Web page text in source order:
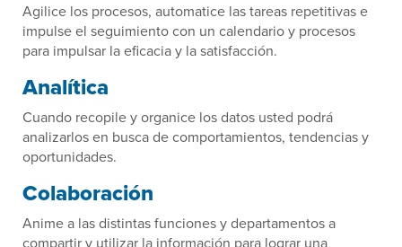
Agilice los procesos, automatice las tareas repetitivas e
impulse el seguimiento con un calendario y procesos
para impulsar la eficacia y la satisfacción.
Analítica
Cuando recopile y organice los datos usted podrá
analizarlos en busca de comportamientos, tendencias y
oportunidades.
Colaboración
Anime a las distintas funciones y departamentos a
compartir y utilizar la información para lograr una